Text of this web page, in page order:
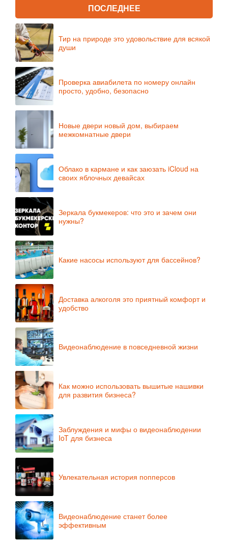
ПОСЛЕДНЕЕ
Тир на природе это удовольствие для всякой
души
Проверка авиабилета по номеру онлайн
просто, удобно, безопасно
Новые двери новый дом, выбираем
межкомнатные двери
Облако в кармане и как заюзать iCloud на
своих яблочных девайсах
Зеркала букмекеров: что это и зачем они
нужны?
Какие насосы используют для бассейнов?
Доставка алкоголя это приятный комфорт и
удобство
Видеонаблюдение в повседневной жизни
Как можно использовать вышитые нашивки
для развития бизнеса?
Заблуждения и мифы о видеонаблюдении
IoT для бизнеса
Увлекательная история попперсов
Видеонаблюдение станет более
эффективным